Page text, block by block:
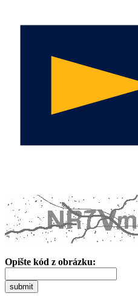
Opište kód z obrázku:
submit